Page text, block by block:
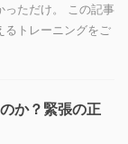
っただけ。 この記事
るトレーニングをご
か？緊張の正